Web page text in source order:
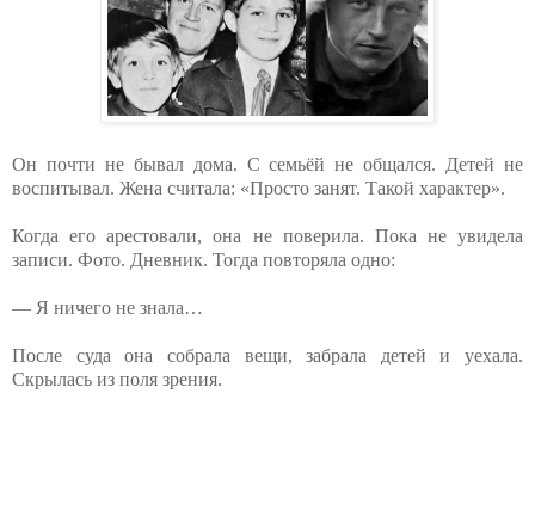
Он почти не бывал дома. С семьёй не общался. Детей не
воспитывал. Жена считала: «Просто занят. Такой характер».
Когда его арестовали, она не поверила. Пока не увидела
записи. Фото. Дневник. Тогда повторяла одно:
— Я ничего не знала…
После суда она собрала вещи, забрала детей и уехала.
Скрылась из поля зрения.